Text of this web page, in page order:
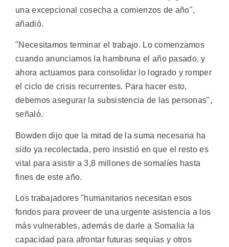
una excepcional cosecha a comienzos de año",
añadió.
"Necesitamos terminar el trabajo. Lo comenzamos
cuando anunciamos la hambruna el año pasado, y
ahora actuamos para consolidar lo logrado y romper
el ciclo de crisis recurrentes. Para hacer esto,
debemos asegurar la subsistencia de las personas",
señaló.
Bowden dijo que la mitad de la suma necesaria ha
sido ya recolectada, pero insistió en que el resto es
vital para asistir a 3,8 millones de somalíes hasta
fines de este año.
Los trabajadores "humanitarios necesitan esos
fondos para proveer de una urgente asistencia a los
más vulnerables, además de darle a Somalia la
capacidad para afrontar futuras sequías y otros